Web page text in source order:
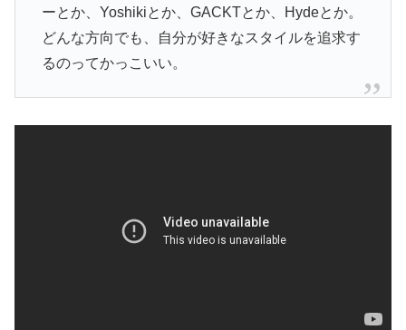
ーとか、Yoshikiとか、GACKTとか、Hydeとか。
どんな方向でも、自分が好きなスタイルを追求す
るのってかっこいい。